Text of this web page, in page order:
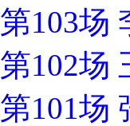
第103场
第102
第101场